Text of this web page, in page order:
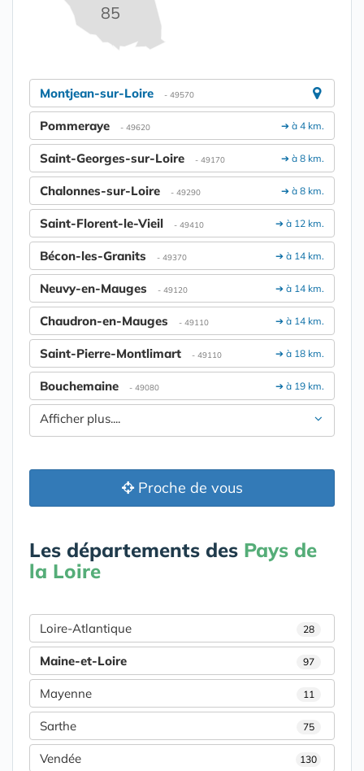
85
Montjean-sur-Loire - 49570
➔ à 4 km.
Pommeraye - 49620
➔ à 8 km.
Saint-Georges-sur-Loire - 49170
➔ à 8 km.
Chalonnes-sur-Loire - 49290
➔ à 12 km.
Saint-Florent-le-Vieil - 49410
➔ à 14 km.
Bécon-les-Granits - 49370
➔ à 14 km.
Neuvy-en-Mauges - 49120
➔ à 14 km.
Chaudron-en-Mauges - 49110
➔ à 18 km.
Saint-Pierre-Montlimart - 49110
➔ à 19 km.
Bouchemaine - 49080
Afficher plus....
Proche de vous
Les départements des Pays de
la Loire
Loire-Atlantique 28
Maine-et-Loire 97
Mayenne 11
Sarthe 75
Vendée 130